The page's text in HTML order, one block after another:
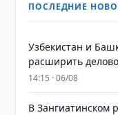
ПОСЛЕДНИЕ
Узбекистан и
расширить
14:15 · 06/08
В Зангиатинском